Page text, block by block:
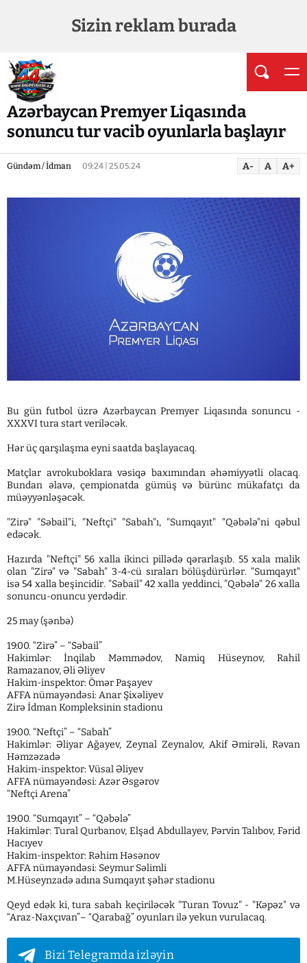
Sizin reklam burada
Azərbaycan Premyer Liqasında
sonuncu tur vacib oyunlarla başlayır
Gündəm / İdman 09:24 | 25.05.24 A- A A+
Bu gün futbol üzrə Azərbaycan Premyer Liqasında sonuncu -
XXXVI tura start veriləcək.
Hər üç qarşılaşma eyni saatda başlayacaq.
Matçlar avrokuboklara vəsiqə baxımından əhəmiyyətli olacaq.
Bundan əlavə, çempionatda gümüş və bürünc mükafatçı da
müəyyənləşəcək.
"Zirə" "Səbail"i, "Neftçi" "Sabah"ı, "Sumqayıt" "Qəbələ"ni qəbul
edəcək.
Hazırda "Neftçi" 56 xalla ikinci pillədə qərarlaşıb. 55 xala malik
olan "Zirə" və "Sabah" 3-4-cü sıraları bölüşdürürlər. "Sumqayıt"
isə 54 xalla beşincidir. "Səbail" 42 xalla yeddinci, "Qəbələ" 26 xalla
sonuncu-onuncu yerdədir.
25 may (şənbə)
19:00. “Zirə” – “Səbail”
Hakimlər: İnqilab Məmmədov, Namiq Hüseynov, Rahil
Ramazanov, Əli Əliyev
Hakim-inspektor: Ömər Paşayev
AFFA nümayəndəsi: Anar Şixəliyev
Zirə İdman Kompleksinin stadionu
19:00. “Neftçi” – “Sabah”
Hakimlər: Əliyar Ağayev, Zeynal Zeynalov, Akif Əmirəli, Rəvan
Həmzəzadə
Hakim-inspektor: Vüsal Əliyev
AFFA nümayəndəsi: Azər Əsgərov
“Neftçi Arena”
19:00. “Sumqayıt” – “Qəbələ”
Hakimlər: Tural Qurbanov, Elşad Abdullayev, Pərvin Talıbov, Fərid
Hacıyev
Hakim-inspektor: Rəhim Həsənov
AFFA nümayəndəsi: Seymur Səlimli
M.Hüseynzadə adına Sumqayıt şəhər stadionu
Qeyd edək ki, tura sabah keçiriləcək "Turan Tovuz" - "Kəpəz" və
“Araz-Naxçıvan”– “Qarabağ” oyunları ilə yekun vurulacaq.
Bizi Telegramda izləyin